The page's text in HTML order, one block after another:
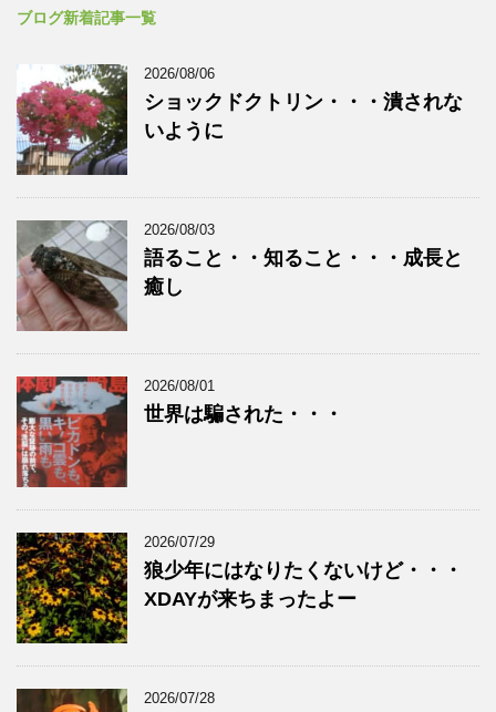
ブログ新着記事一覧
2026/08/06
ショックドクトリン・・・潰されな
いように
2026/08/03
語ること・・知ること・・・成長と
癒し
2026/08/01
世界は騙された・・・
2026/07/29
狼少年にはなりたくないけど・・・
XDAYが来ちまったよー
2026/07/28